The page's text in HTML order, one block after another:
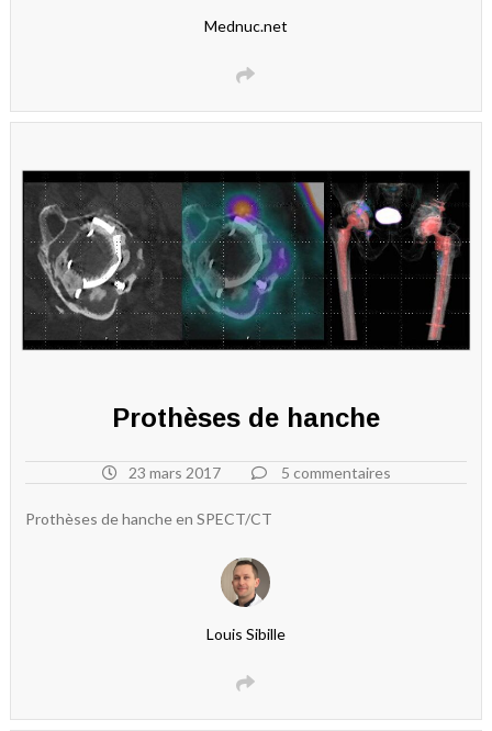
Mednuc.net
Prothèses de hanche
23 mars 2017 5 commentaires
Prothèses de hanche en SPECT/CT
Louis Sibille